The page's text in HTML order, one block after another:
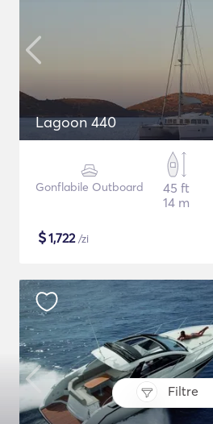
Filtre
Lagoon 440
Gonflabile Outboard
45 ft
14 m
$1,722/zi